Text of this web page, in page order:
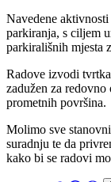
Navedene aktivnosti
parkiranja, s ciljem
parkirališnih mjesta
Radove izvodi
zadužen za redovno
prometnih površina.
Molimo sve
suradnju te da
kako bi se radovi